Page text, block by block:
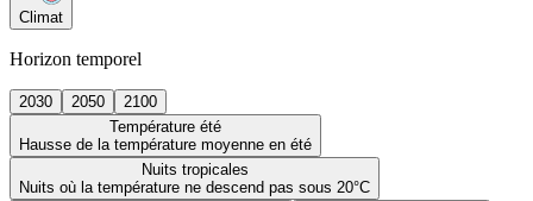
Climat
Horizon temporel
2030 2050
2100
Température été
Hausse de la température moyenne en été
Nuits tropicales
Nuits où la température ne descend pas sous 20°C